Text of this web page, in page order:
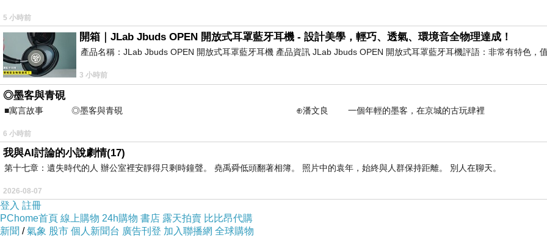
文/小米嘛
有天晚上，媽媽吃完飯後坐在客廳放空滑手機；一旁橫衝直
聽到這句話媽媽忍不住笑出來，「對阿，到底為什麼媽媽比 你白？」
還記得剛懷孕時，身旁許多親朋好友外加路人甲乙丙，最愛
5 小時前
開箱｜JLab Jbuds OPEN 開放式耳罩藍牙耳機 - 設計美學，輕巧、透氣、環境音全物理達成！
產品名稱：JLab Jbuds OPEN 開放式耳罩藍牙耳機 產品資訊 JLab Jbuds OPEN 開放式耳罩藍牙耳機評語：非常有特色，
3 小時前
◎墨客與青硯
■寓言故事 ◎墨客與青硯 ⊕潘文良 一個年輕的墨客，在京城的古玩肆裡
6 小時前
我與AI討論的小說劇情(17)
第十七章：遺失時代的人 辦公室裡安靜得只剩時鐘聲。 堯禹舜低頭翻著相簿。 照片中的袁年，始終與人群保持距離。 別人在聊天。
2026-08-07
登入 註冊
PChome首頁 線上購物 24h購物 書店 露天拍賣 比比昂代購
新聞 /氣象 股市 個人新聞台 廣告刊登 加入聯播網 全球購物